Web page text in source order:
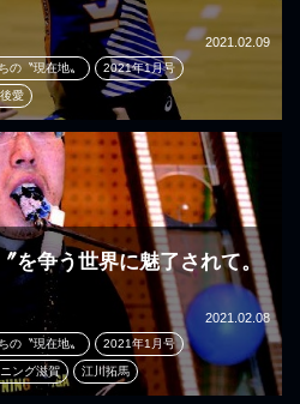
2021.02.09
の〝現在地〟 2021年1月号
愛
を争う世界に魅了されて。
2021.02.08
の〝現在地〟 2021年1月号
ング滋賀 江川拓馬